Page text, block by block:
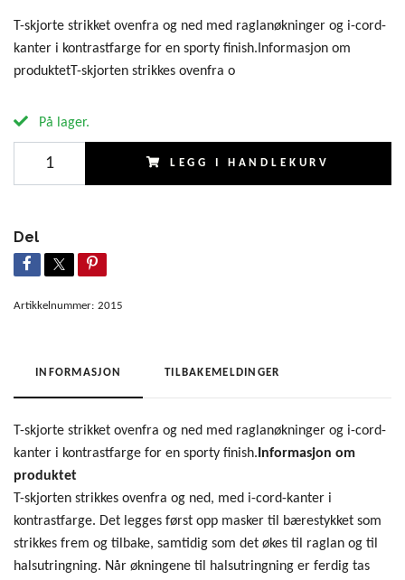
T-skjorte strikket ovenfra og ned med raglanøkninger og i-cord-
kanter i kontrastfarge for en sporty finish.Informasjon om
produktetT-skjorten strikkes ovenfra o
På lager.
LEGG I HANDLEKURV
Del
Artikkelnummer: 2015
INFORMASJON TILBAKEMELDINGER
T-skjorte strikket ovenfra og ned med raglanøkninger og i-cord-
kanter i kontrastfarge for en sporty finish. Informasjon om
produktet
T-skjorten strikkes ovenfra og ned, med i-cord-kanter i
kontrastfarge. Det legges først opp masker til bærestykket som
strikkes frem og tilbake, samtidig som det økes til raglan og til
halsutringning. Når økningene til halsutringning er ferdig tas